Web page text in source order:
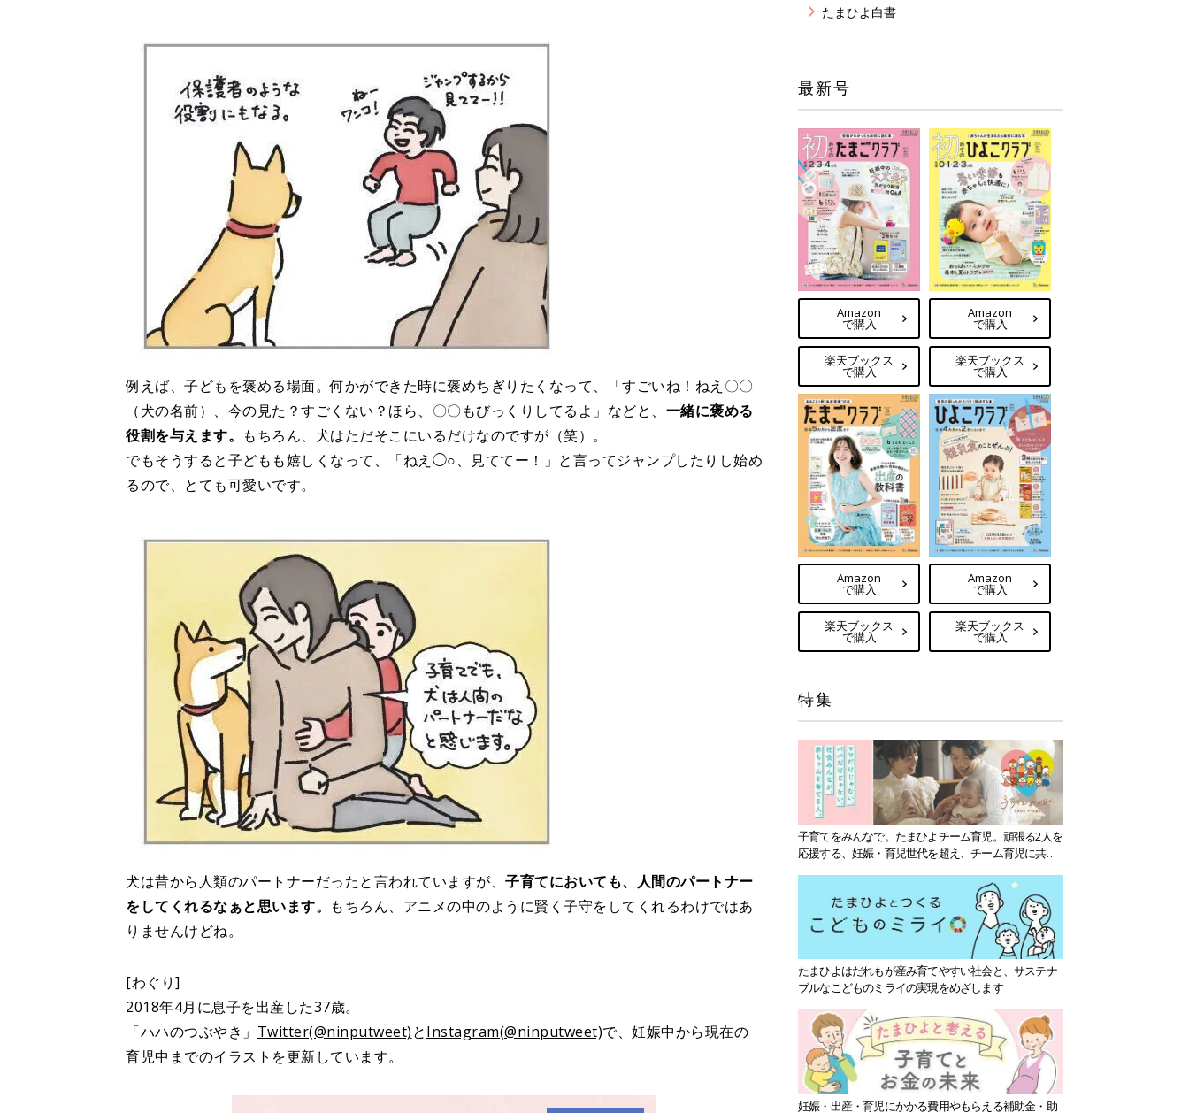
例えば、子どもを褒める場面。何かができた時に褒めちぎりたくなって、「すごいね！ねえ〇〇
（犬の名前）、今の見た？すごくない？ほら、〇〇もびっくりしてるよ」などと、 一緒に褒める
役割を与えます。 もちろん、犬はただそこにいるだけなのですが（笑）。
でもそうすると子どもも嬉しくなって、「ねえ◯○、見ててー！」と言ってジャンプしたりし始め
るので、とても可愛いです。
犬は昔から人類のパートナーだったと言われていますが、 子育てにおいても、人間のパートナー
をしてくれるなぁと思います。 もちろん、アニメの中のように賢く子守をしてくれるわけではあ
りませんけどね。
[わぐり]
2018年4月に息子を出産した37歳。
「ハハのつぶやき」 Twitter(@ninputweet)とInstagram(@ninputweet)で、妊娠中から現在の
育児中までのイラストを更新しています。
たまひよ白書
最新号
Amazon
で購入
楽天ブックス
で購入
Amazon
で購入
楽天ブックス
で購入
Amazon
で購入
楽天ブックス
で購入
Amazon
で購入
楽天ブックス
で購入
特集
子育てをみんなで。たまひよチーム育児。頑張る2人を
応援する、妊娠・育児世代を超え、チーム育児に共感
たまひよはだれもが産み育てやすい社会と、サステナ
ブルなこどものミライの実現をめざします
妊娠・出産・育児にかかる費用やもらえる補助金・助